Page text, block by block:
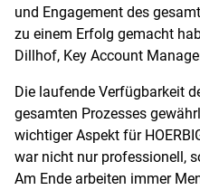
und Engagement des
zu einem Erfolg gemacht
Dillhof, Key Account
Die laufende Verfügbarkeit
gesamten Prozesses
wichtiger Aspekt für
war nicht nur professionell,
Am Ende arbeiten immer